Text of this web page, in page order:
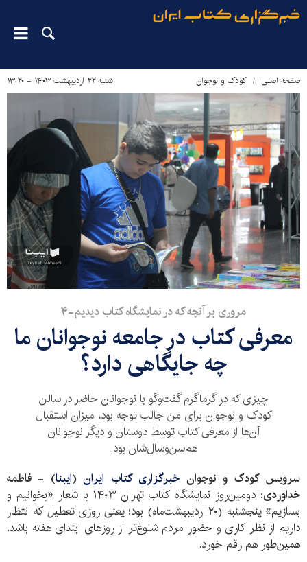
صفحه اصلی کودک و نوجوان شنبه ۲۲ اردیبهشت ۱۴۰۳ - ۱۳:۲۰
مروری بر آنچه که در نمایشگاه کتاب دیدیم-۴
معرفی کتاب در جامعه نوجوانان ما
چه جایگاهی دارد؟
چیزی که در گرماگرم گفت‌وگو با نوجوانان حاضر در سالن
کودک و نوجوان برای من جالب توجه بود، میزان استقبال
آن‌ها از معرفی کتاب توسط دوستان و دیگر نوجوانان
هم‌سن‌وسال‌شان بود.
سرویس کودک و نوجوان خبرگزاری کتاب ایران(ایبنا) - فاطمه
خداوردی: دومین‌روز نمایشگاه کتاب تهران
با شعار «بخوانیم و
بسازیم» پنجشنبه (۲۰ اردیبهشت‌ماه) بود؛ یعنی روزی تعطیل که انتظار
داریم از نظر کاری و حضور مردم شلوغ‌تر از روزهای ابتدای هفته باشد.
همین‌طور هم رقم خورد.